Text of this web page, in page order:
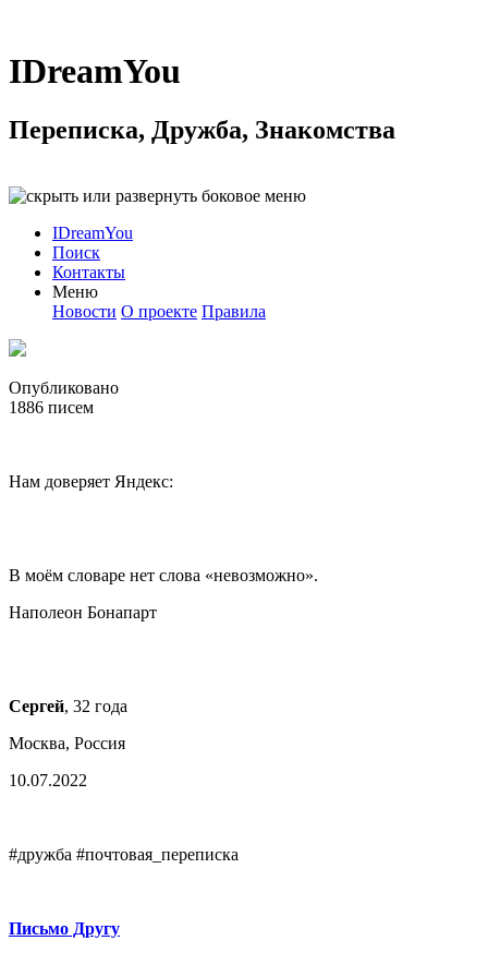
IDreamYou
Переписка, Дружба, Знакомства
IDreamYou
Поиск
Контакты
Меню
Новости О проекте Правила
Опубликовано
1886 писем
Нам доверяет Яндекс:
В моём словаре нет слова «невозможно».
Наполеон Бонапарт
Сергей, 32 года
Москва, Россия
10.07.2022
#дружба #почтовая_переписка
Письмо Другу